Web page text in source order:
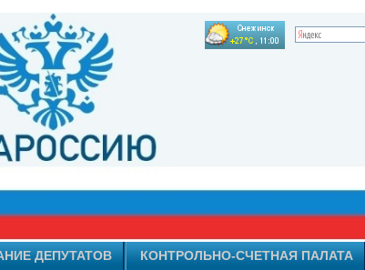
ДЕПУТАТОВ КОНТРОЛЬНО-СЧЕТНАЯ ПАЛАТА